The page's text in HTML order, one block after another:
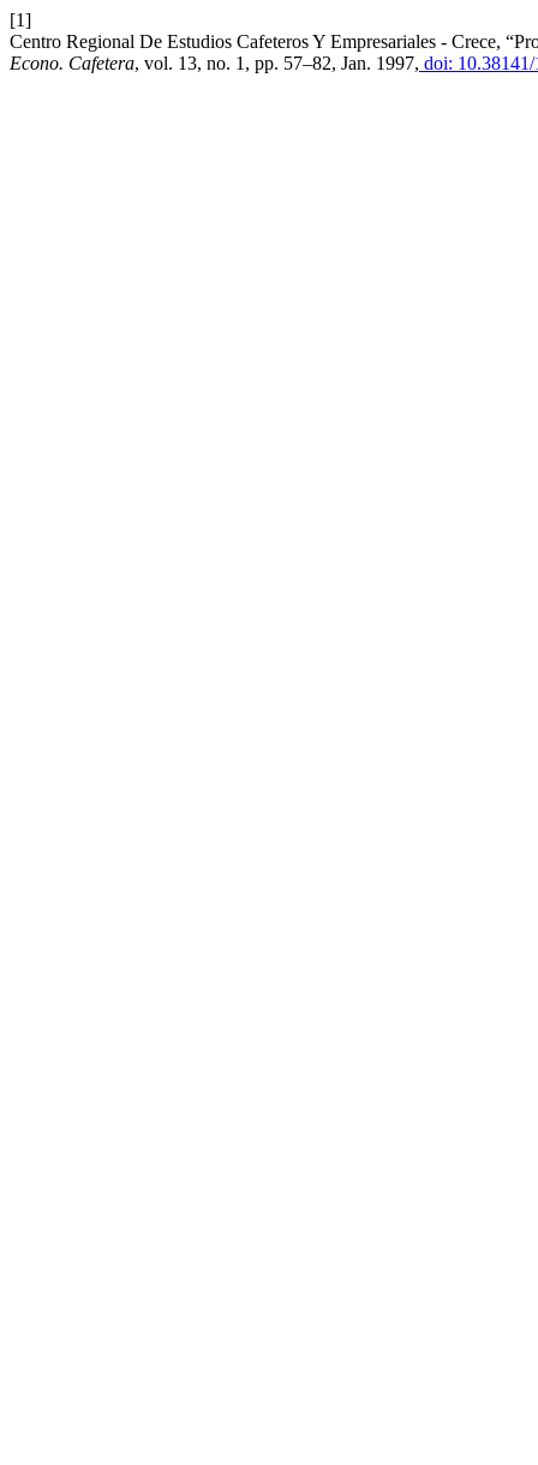
[1]
Centro Regional De Estudios Cafeteros Y Empresariales - Crece,
Econo. Cafetera, vol. 13, no. 1, pp. 57–82, Jan. 1997, doi: